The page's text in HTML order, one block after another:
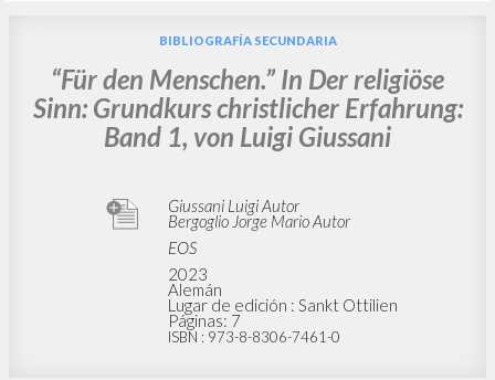
BIBLIOGRAFÍA SECUNDARIA
“Für den Menschen.” In Der religiöse
Sinn: Grundkurs christlicher Erfahrung:
Band 1, von Luigi Giussani
Giussani Luigi Autor
Bergoglio Jorge Mario Autor
EOS
2023
Alemán
Lugar de edición : Sankt Ottilien
Páginas: 7
ISBN : 973-8-8306-7461-0